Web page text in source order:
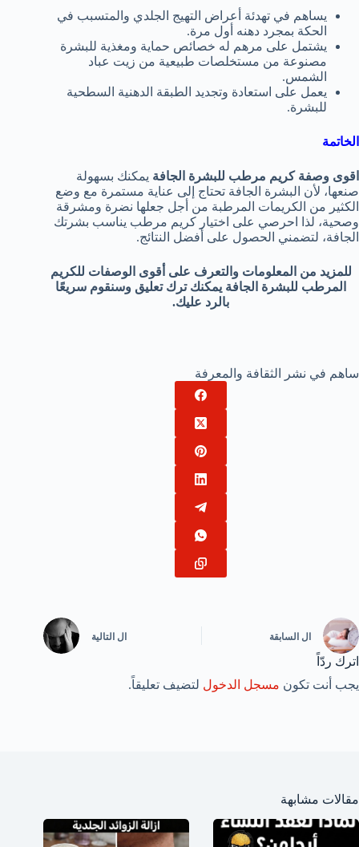
يساهم في تهدئة أعراض التهيج الجلدي والمتسبب في
الحكة بمجرد دهنه أول مرة.
يشتمل على مرهم له خصائص حماية ومغذية للبشرة
مصنوعة من مستخلصات طبيعية من زيت عباد
الشمس.
يعمل على استعادة وتجديد الطبقة الدهنية السطحية
للبشرة.
الخاتمة
اقوى وصفة كريم مرطب للبشرة الجافة يمكنك بسهولة
صنعها، لأن البشرة الجافة تحتاج إلى عناية مستمرة مع وضع
الكثير من الكريمات المرطبة من أجل جعلها نضرة ومشرقة
وصحية، لذا احرصي على اختيار كريم مرطب يناسب بشرتك
الجافة، لتضمني الحصول على أفضل النتائج.
للمزيد من المعلومات والتعرف على أقوى الوصفات للكريم
المرطب للبشرة الجافة يمكنك ترك تعليق وسنقوم سريعًا
بالرد عليك.
ساهم في نشر الثقافة والمعرفة
ال السابقة ال التالية
اترك ردّاً
يجب أنت تكون مسجل الدخول لتضيف تعليقاً.
مقالات مشابهة